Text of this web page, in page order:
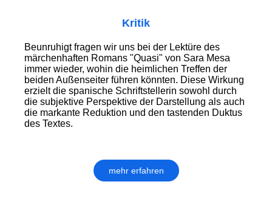
Kritik
Beunruhigt fragen wir uns bei der Lektüre des
märchenhaften Romans "Quasi" von Sara Mesa
immer wieder, wohin die heimlichen Treffen der
beiden Außenseiter führen könnten. Diese Wirkung
erzielt die spanische Schriftstellerin sowohl durch
die subjektive Perspektive der Darstellung als auch
die markante Reduktion und den tastenden Duktus
des Textes.
mehr erfahren